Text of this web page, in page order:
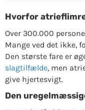
Hvorfor
Over 300.000
Mange ved det ikke,
Den største fare er
slagtilfælde, men
give hjertesvigt.
Den